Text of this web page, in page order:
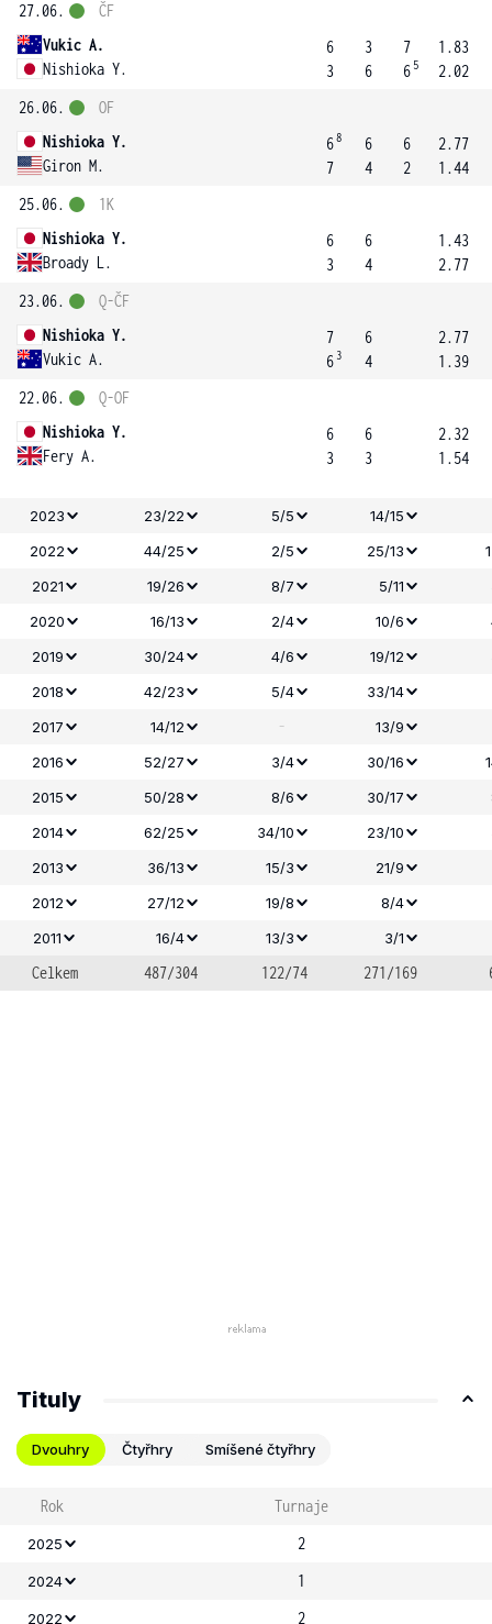
27.06.
Vukic A.
Nishioka Y.
ČF
6
3
3
6
7
6 5
1.83
2.02
26.06.
Nishioka Y.
Giron M.
OF
68
7
6
4
6
2
2.77
1.44
25.06.
Nishioka Y.
Broady L.
1K
6
3
6
4
1.43
2.77
23.06.
Nishioka Y.
Vukic A.
Q-ČF
7
6 3
6
4
2.77
1.39
22.06.
Nishioka Y.
Fery A.
Q-OF
6
3
6
3
2.32
1.54
2023 23/22 5/5
14/15
2022
44/25 2/5 25/13
2021
19/26 8/7 5/11
2020
16/13 2/4 10/6
2019
30/24 4/6 19/12
2018
42/23 5/4 33/14
2017
14/12 -
13/9
2016
52/27 3/4 30/16
2015
50/28 8/6 30/17
2014
62/25 34/10 23/10
2013
36/13 15/3
21/9
2012
27/12 19/8
8/4
2011
16/4 13/3 3/1
Celkem 487/304 122/74 271/169
Tituly
Dvouhry Čtyřhry Smíšené čtyřhry
Rok Turnaje
2025 2
2024 1
2022 2